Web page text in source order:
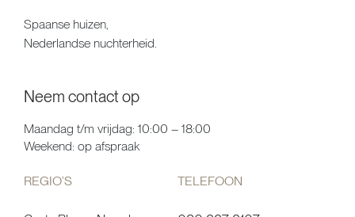
Spaanse huizen,
Nederlandse nuchterheid.
Neem contact op
Maandag t/m vrijdag: 10:00 – 18:00
Weekend: op afspraak
REGIO’S TELEFOON